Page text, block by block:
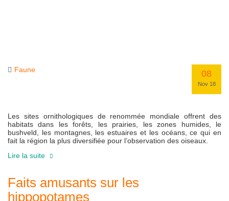
Faune 08
Nov 18
Les sites ornithologiques de renommée mondiale offrent des
habitats dans les forêts, les prairies, les zones humides, le
bushveld, les montagnes, les estuaires et les océans, ce qui en
fait la région la plus diversifiée pour l’observation des oiseaux.
Lire la suite
Faits amusants sur les
hippopotames